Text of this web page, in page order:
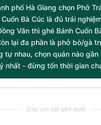
phố Hà Giang chọn Phở
Cuốn Bà Cúc là đủ trải
Văn thì ghé Bánh Cuốn
lại đa phần là phở bò/gà
tự nhau, chọn quán nào gần
nhất - đừng tốn thời gian
Đọc chi tiết bên dưới